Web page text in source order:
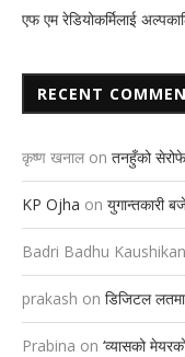
एफ एम रेडियोकर्मिलाई
RECENT
कृष्ण खनाल on तनहुँको
KP Ojha on युगान्तकारी
Badri Badhu
prakash on डिजिटल
Prabina on ‘व्यासको